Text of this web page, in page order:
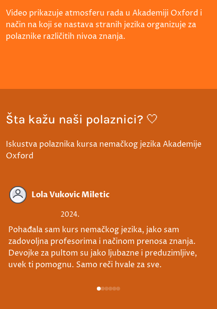
Video prikazuje atmosferu rada u Akademiji Oxford i
način na koji se nastava stranih jezika organizuje za
polaznike različitih nivoa znanja.
Šta kažu naši polaznici? 🤍
Iskustva polaznika kursa nemačkog jezika Akademije
Oxford
Lola Vukovic Miletic
2024.
Pohađala sam kurs nemačkog jezika, jako sam
zadovoljna profesorima i načinom prenosa znanja.
Devojke za pultom su jako ljubazne i preduzimljive,
uvek ti pomognu. Samo reči hvale za sve.